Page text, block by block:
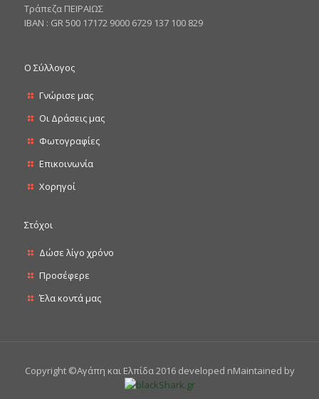
Tράπεζα ΠΕΙΡΑΙΩΣ
ΙΒΑΝ : GR 500 17172 9000 6729 137 100 829
Ο Σύλλογος
Γνώρισε μας
Οι Δράσεις μας
Φωτογραφίες
Επικοινωνία
Χορηγοί
Στόχοι
Δώσε λίγο χρόνο
Προσέφερε
Έλα κοντά μας
Copyright ©Αγάπη και Ελπίδα 2016 developed nMaintained by